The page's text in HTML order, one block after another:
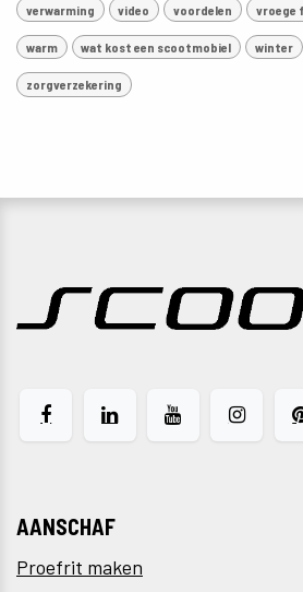
verwarming video voordelen vroege
warm wat kost een scootmobiel winter
zorgverzekering
AANSCHAF
Proefrit maken